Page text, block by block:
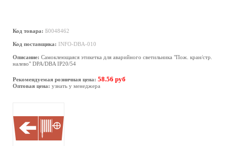
Код товара: Б0048462
Код поставщика: INFO-DBA-010
Описание: Самоклеющаяся этикетка для аварийного светильника "Пож. кран/стр.
налево" DPA/DBA IP20/54
Рекомендуемая розничная цена: 58.56 руб
Оптовая цена: узнать у менеджера